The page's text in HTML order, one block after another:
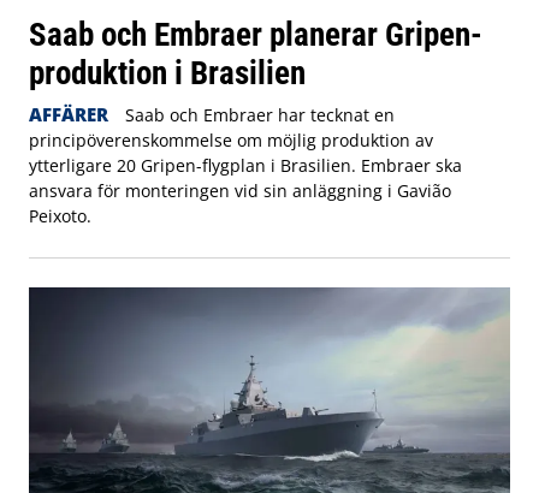
Saab och Embraer planerar Gripen-
produktion i Brasilien
AFFÄRER
Saab och Embraer har tecknat en
principöverenskommelse om möjlig produktion av
ytterligare 20 Gripen-flygplan i Brasilien. Embraer ska
ansvara för monteringen vid sin anläggning i Gavião
Peixoto.